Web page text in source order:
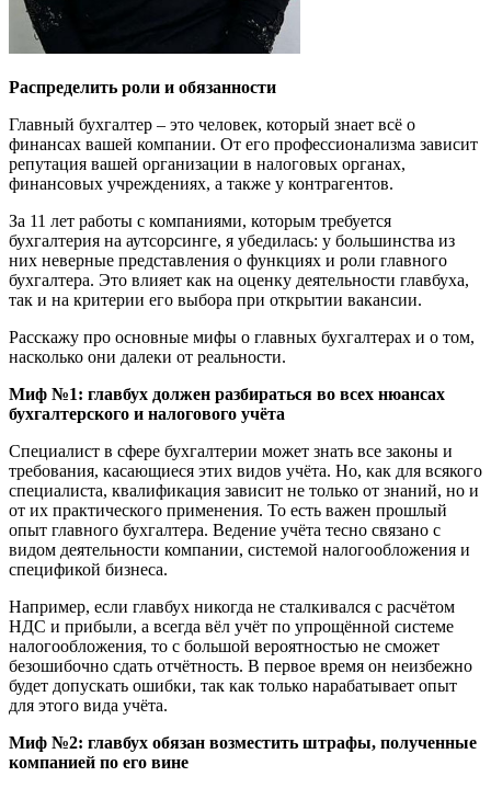
Распределить роли и обязанности
Главный бухгалтер – это человек, который знает всё о
финансах вашей компании. От его профессионализма зависит
репутация вашей организации в налоговых органах,
финансовых учреждениях, а также у контрагентов.
За 11 лет работы с компаниями, которым требуется
бухгалтерия на аутсорсинге, я убедилась: у большинства из
них неверные представления о функциях и роли главного
бухгалтера. Это влияет как на оценку деятельности главбуха,
так и на критерии его выбора при открытии вакансии.
Расскажу про основные мифы о главных бухгалтерах и о том,
насколько они далеки от реальности.
Миф №1: главбух должен разбираться во всех нюансах
бухгалтерского и налогового учёта
Специалист в сфере бухгалтерии может знать все законы и
требования, касающиеся этих видов учёта. Но, как для всякого
специалиста, квалификация зависит не только от знаний, но и
от их практического применения. То есть важен прошлый
опыт главного бухгалтера. Ведение учёта тесно связано с
видом деятельности компании, системой налогообложения и
спецификой бизнеса.
Например, если главбух никогда не сталкивался с расчётом
НДС и прибыли, а всегда вёл учёт по упрощённой системе
налогообложения, то с большой вероятностью не сможет
безошибочно сдать отчётность. В первое время он неизбежно
будет допускать ошибки, так как только нарабатывает опыт
для этого вида учёта.
Миф №2: главбух обязан возместить штрафы, полученные
компанией по его вине